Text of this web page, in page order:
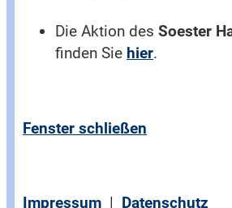
Die Aktion des Soester
finden Sie hier.
Fenster schließen
Impressum | Datenschutz